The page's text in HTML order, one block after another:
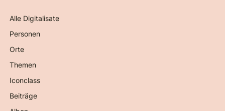
Alle Digitalisate
Personen
Orte
Themen
Iconclass
Beiträge